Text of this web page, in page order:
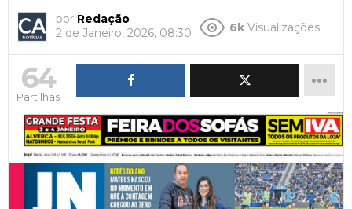
por Redação
2 de Janeiro, 2026, 08:30
6k Visualizações
64
Partilhas